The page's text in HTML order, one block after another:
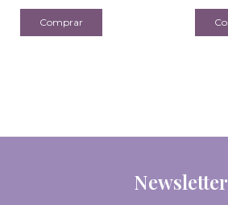
Newsletter